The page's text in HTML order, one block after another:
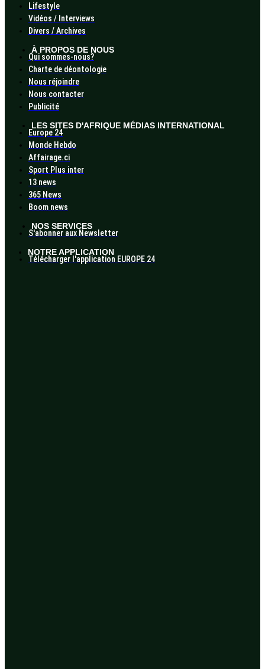
Lifestyle
Vidéos / Interviews
Divers / Archives
À PROPOS DE NOUS
Qui sommes-nous?
Charte de déontologie
Nous réjoindre
Nous contacter
Publicité
LES SITES D'AFRIQUE MÉDIAS INTERNATIONAL
Europe 24
Monde Hebdo
Affairage.ci
Sport Plus inter
13 news
365 News
Boom news
NOS SERVICES
S'abonner aux Newsletter
NOTRE APPLICATION
Télécharger l'application EUROPE 24